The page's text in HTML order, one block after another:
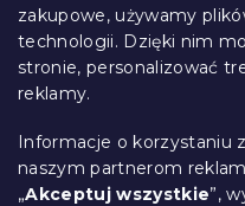
zakupowe, używamy
technologii. Dzięki nim
stronie, personalizować
reklamy.
Informacje o korzystaniu
naszym partnerom
„Akceptuj wszystkie”,
Śledzenie zamówienia
Opcje dostawy
Metody płatności
Reklamacje i zwroty
Kontakt
Regulamin